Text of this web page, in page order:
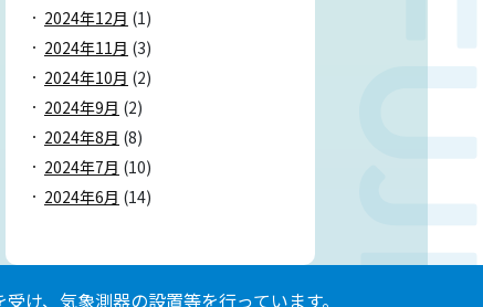
2024年12月 (1)
2024年11月 (3)
2024年10月 (2)
2024年9月 (2)
2024年8月 (8)
2024年7月 (10)
2024年6月 (14)
け、気象測器の設置等を行っています。